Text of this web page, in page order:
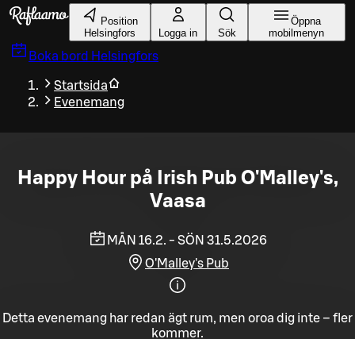
Gå till huvudinnehållet
Position
Helsingfors
Logga in Sök
Öppna
mobilmenyn
Boka bord Helsingfors
Startsida
Evenemang
Happy Hour på Irish Pub O'Malley's,
Vaasa
MÅN 16.2. - SÖN 31.5.2026
O'Malley's Pub
Detta evenemang har redan ägt rum, men oroa dig inte – fler
kommer.